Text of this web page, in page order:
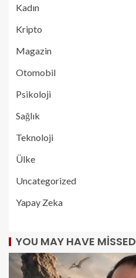
Kadın
Kripto
Magazin
Otomobil
Psikoloji
Sağlık
Teknoloji
Ülke
Uncategorized
Yapay Zeka
YOU MAY HAVE MISSED